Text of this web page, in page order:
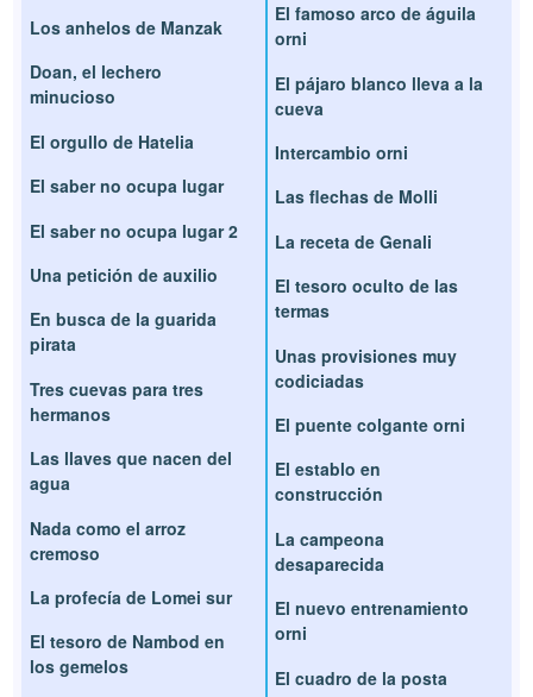
Los anhelos de Manzak
Doan, el lechero
minucioso
El orgullo de Hatelia
El saber no ocupa lugar
El saber no ocupa lugar 2
Una petición de auxilio
En busca de la guarida
pirata
Tres cuevas para tres
hermanos
Las llaves que nacen del
agua
Nada como el arroz
cremoso
La profecía de Lomei sur
El tesoro de Nambod en
los gemelos
El famoso arco de águila
orni
El pájaro blanco lleva a la
cueva
Intercambio orni
Las flechas de Molli
La receta de Genali
El tesoro oculto de las
termas
Unas provisiones muy
codiciadas
El puente colgante orni
El establo en
construcción
La campeona
desaparecida
El nuevo entrenamiento
orni
El cuadro de la posta